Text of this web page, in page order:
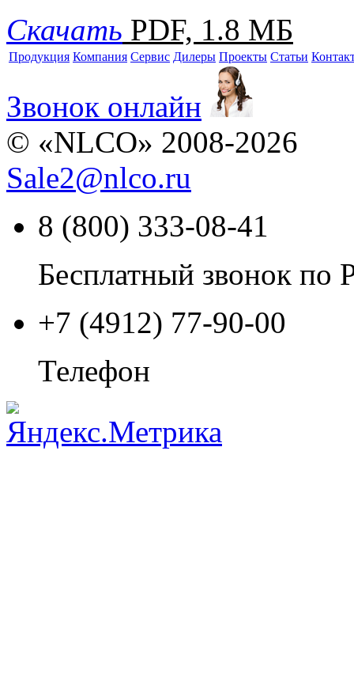
Скачать PDF, 1.8 МБ
Продукция Компания Сервис Дилеры Проекты Статьи
Звонок онлайн
© «NLCO» 2008-2026
Sale2@nlco.ru
8 (800) 333-08-41
Бесплатный звонок по
+7 (4912) 77-90-00
Телефон